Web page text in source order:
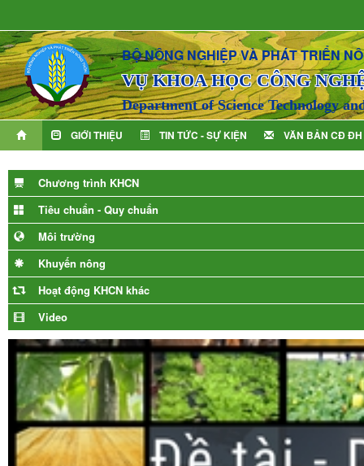
BỘ NÔNG NGHIỆP VÀ PHÁT TRIỂN
VỤ KHOA HỌC CÔNG
Department of Science Technology
GIỚI THIỆU TIN TỨC - SỰ KIỆN VĂN BẢN CĐ ĐH
Chương trình KHCN
Tiêu chuẩn - Quy chuẩn
Môi trường
Khuyến nông
Hoạt động KHCN khác
Video